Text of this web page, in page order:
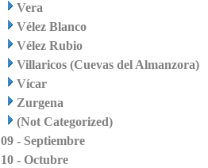
Vera
Vélez Blanco
Vélez Rubio
Villaricos (Cuevas del Almanzora)
Vícar
Zurgena
(Not Categorized)
09 - Septiembre
10 - Octubre